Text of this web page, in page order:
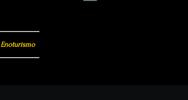
Enoturismo